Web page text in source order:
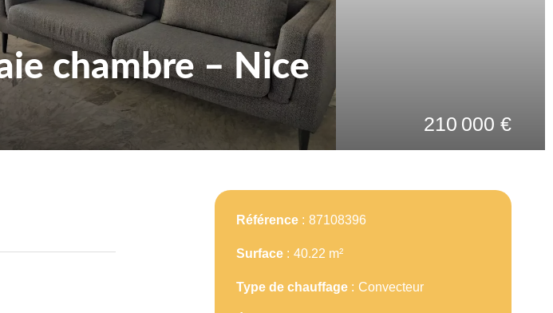
chambre – Nice
210 000 €
Référence 87108396
Surface 40.22 m²
Type de chauffage Convecteur